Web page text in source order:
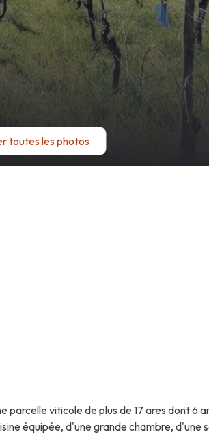
toutes les photos
parcelle viticole de plus de 17 ares dont 6
équipée, d'une grande chambre, d'une